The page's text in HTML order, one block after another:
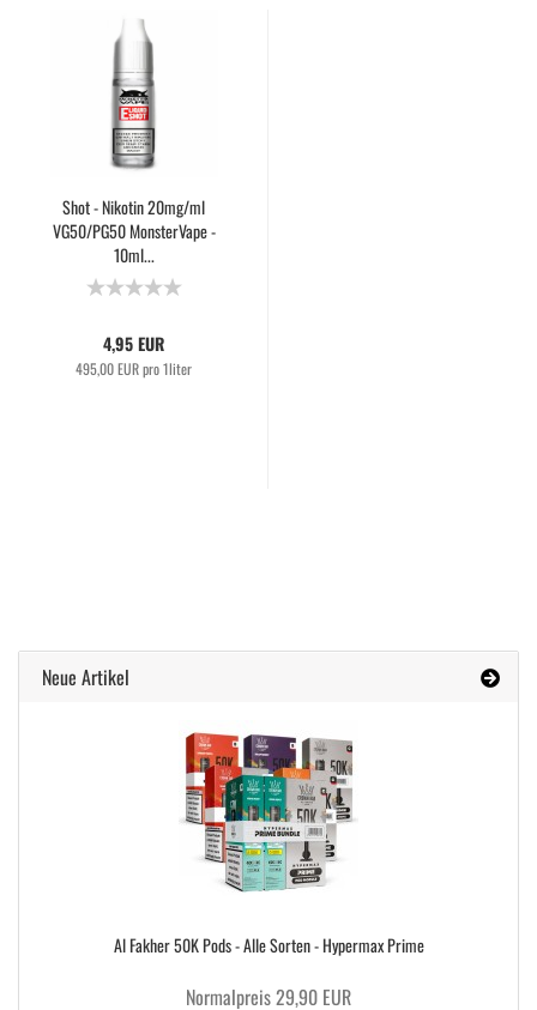
Shot - Nikotin 20mg/ml
VG50/PG50 MonsterVape -
10ml...
4,95 EUR
495,00 EUR pro 1liter
Neue Artikel
Al Fakher 50K Pods - Alle Sorten - Hypermax Prime
Normalpreis 29,90 EUR